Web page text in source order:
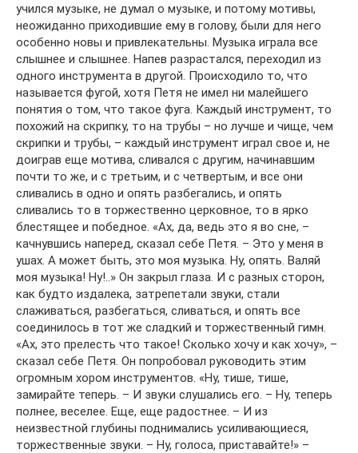
учился музыке, не думал о музыке, и потому мотивы,
неожиданно приходившие ему в голову, были для него
особенно новы и привлекательны. Музыка играла все
слышнее и слышнее. Напев разрастался, переходил из
одного инструмента в другой. Происходило то, что
называется фугой, хотя Петя не имел ни малейшего
понятия о том, что такое фуга. Каждый инструмент, то
похожий на скрипку, то на трубы – но лучше и чище, чем
скрипки и трубы, – каждый инструмент играл свое и, не
доиграв еще мотива, сливался с другим, начинавшим
почти то же, и с третьим, и с четвертым, и все они
сливались в одно и опять разбегались, и опять
сливались то в торжественно церковное, то в ярко
блестящее и победное. «Ах, да, ведь это я во сне, –
качнувшись наперед, сказал себе Петя. – Это у меня в
ушах. А может быть, это моя музыка. Ну, опять. Валяй
моя музыка! Ну!..» Он закрыл глаза. И с разных сторон,
как будто издалека, затрепетали звуки, стали
слаживаться, разбегаться, сливаться, и опять все
соединилось в тот же сладкий и торжественный гимн.
«Ах, это прелесть что такое! Сколько хочу и как хочу», –
сказал себе Петя. Он попробовал руководить этим
огромным хором инструментов. «Ну, тише, тише,
замирайте теперь. – И звуки слушались его. – Ну, теперь
полнее, веселее. Еще, еще радостнее. – И из
неизвестной глубины поднимались усиливающиеся,
торжественные звуки. – Ну, голоса, приставайте!» –